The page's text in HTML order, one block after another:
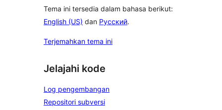
Tema ini tersedia dalam bahasa berikut:
English (US) dan Русский.
Terjemahkan tema ini
Jelajahi kode
Log pengembangan
Repositori subversi